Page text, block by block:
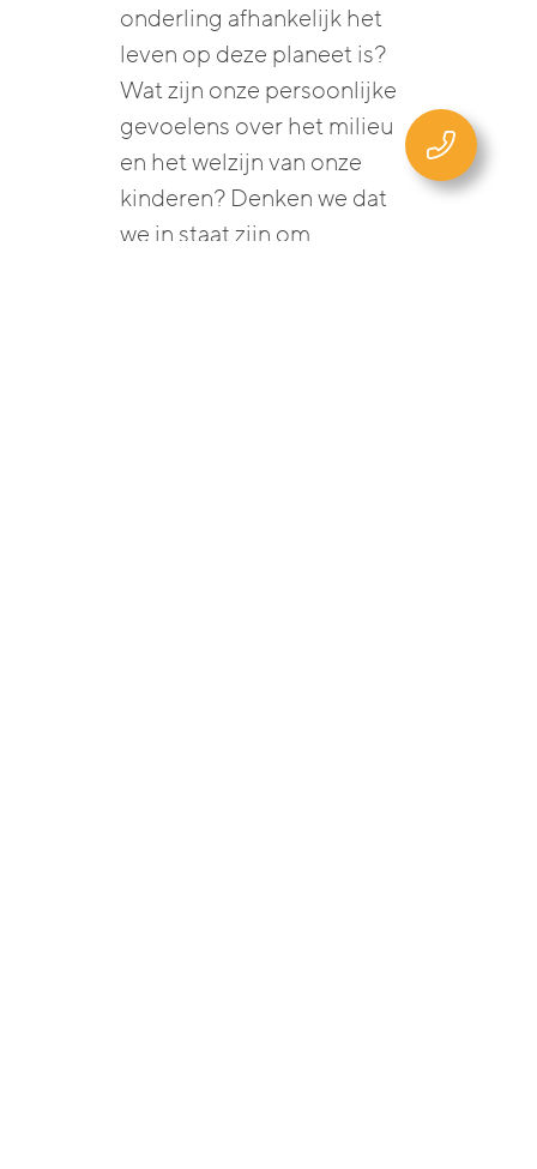
onderling afhankelijk het
leven op deze planeet is?
Wat zijn onze persoonlijke
gevoelens over het milieu
en het welzijn van onze
kinderen? Denken we dat
we in staat zijn om